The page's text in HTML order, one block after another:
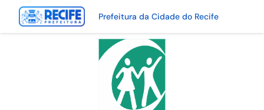
Prefeitura da Cidade do Recife